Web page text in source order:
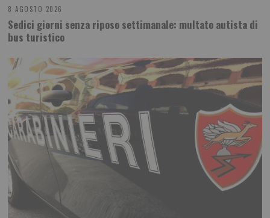
8 AGOSTO 2026
Sedici giorni senza riposo settimanale: multato autista di
bus turistico